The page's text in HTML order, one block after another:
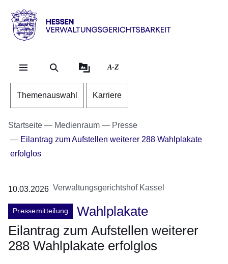
Direkt zum Kopf der
Direkt zum Inhalt
Direkt zum Fuß der
Hessen
Verwaltungsgerichtsbarkeit
A-Z
Themenauswahl Karriere
Startseite Medienraum
Presse
Eilantrag zum Aufstellen weiterer 288 Wahlplakate
erfolglos
10.03.2026 Verwaltungsgerichtshof Kassel
Pressemitteilung
Wahlplakate
Eilantrag zum Aufstellen weiterer
288 Wahlplakate erfolglos